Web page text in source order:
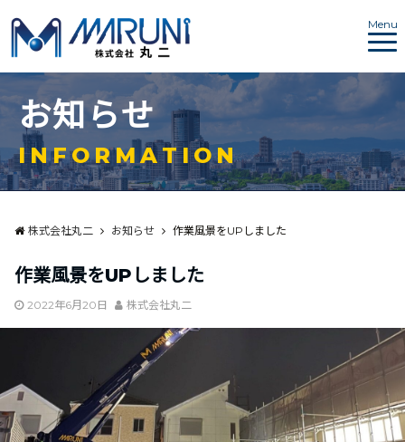
Menu
お知らせ
INFORMATION
株式会社丸二 お知らせ 作業風景をUPしました
作業風景をUPしました
2022年6月20日 株式会社丸二